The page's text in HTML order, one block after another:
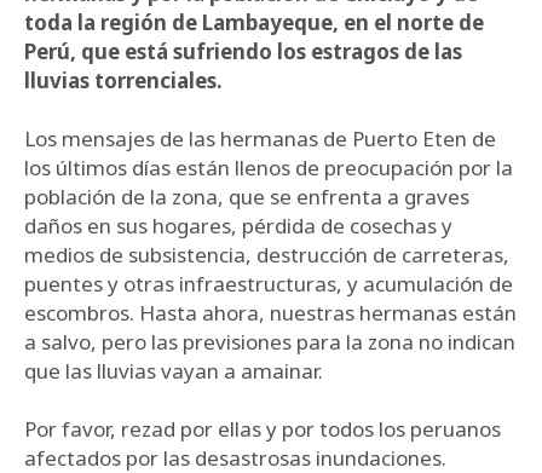
toda la región de Lambayeque, en el norte de
Perú, que está sufriendo los estragos de las
lluvias torrenciales.
Los mensajes de las hermanas de Puerto Eten de
los últimos días están llenos de preocupación por la
población de la zona, que se enfrenta a graves
daños en sus hogares, pérdida de cosechas y
medios de subsistencia, destrucción de carreteras,
puentes y otras infraestructuras, y acumulación de
escombros. Hasta ahora, nuestras hermanas están
a salvo, pero las previsiones para la zona no indican
que las lluvias vayan a amainar.
Por favor, rezad por ellas y por todos los peruanos
afectados por las desastrosas inundaciones.